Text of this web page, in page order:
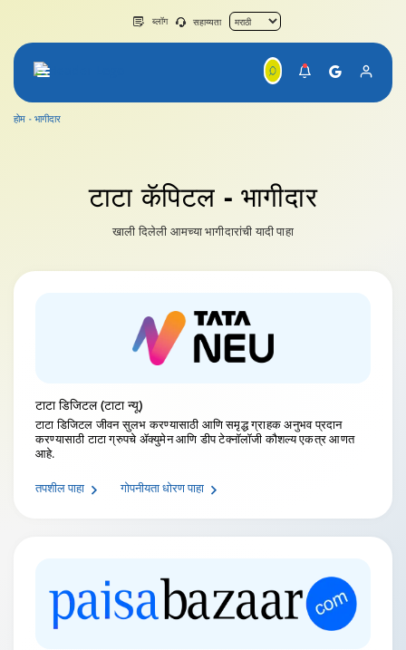
ब्लॉग सहाय्यता
होम भागीदार
टाटा कॅपिटल - भागीदार
खाली दिलेली आमच्या भागीदारांची यादी पाहा
टाटा डिजिटल (टाटा न्यू)
टाटा डिजिटल जीवन सुलभ करण्यासाठी आणि समृद्ध ग्राहक अनुभव प्रदान
करण्यासाठी टाटा ग्रुपचे ॲक्युमेन आणि डीप टेक्नॉलॉजी कौशल्य एकत्र आणत
आहे.
तपशील पाहा गोपनीयता धोरण पाहा